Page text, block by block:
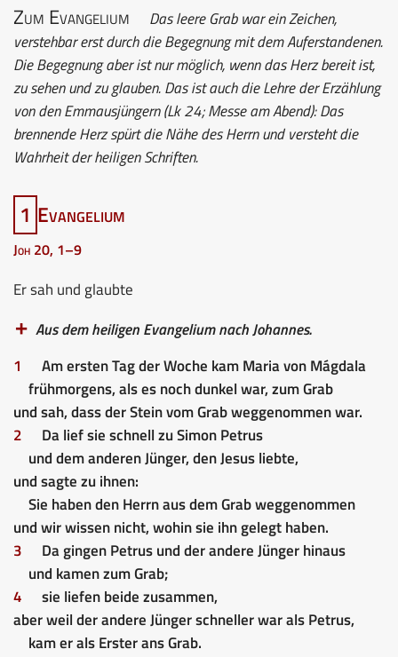
Zum Evangelium
Das leere Grab war ein Zeichen,
verstehbar erst durch die Begegnung mit dem Auferstandenen.
Die Begegnung aber ist nur möglich, wenn das Herz bereit ist,
zu sehen und zu glauben. Das ist auch die Lehre der Erzählung
von den Emmausjüngern (Lk 24; Messe am Abend): Das
brennende Herz spürt die Nähe des Herrn und versteht die
Wahrheit der heiligen Schriften.
1 Evangelium
Joh 20, 1–9
Er sah und glaubte
Aus dem heiligen Evangelium nach Johannes.
1
Am ersten Tag der Woche kam Maria von Mágdala
frühmorgens, als es noch dunkel war, zum Grab
und sah, dass der Stein vom Grab weggenommen war.
2
Da lief sie schnell zu Simon Petrus
und dem anderen Jünger, den Jesus liebte,
und sagte zu ihnen:
Sie haben den Herrn aus dem Grab weggenommen
und wir wissen nicht, wohin sie ihn gelegt haben.
3
Da gingen Petrus und der andere Jünger hinaus
und kamen zum Grab;
4
sie liefen beide zusammen,
aber weil der andere Jünger schneller war als Petrus,
kam er als Erster ans Grab.